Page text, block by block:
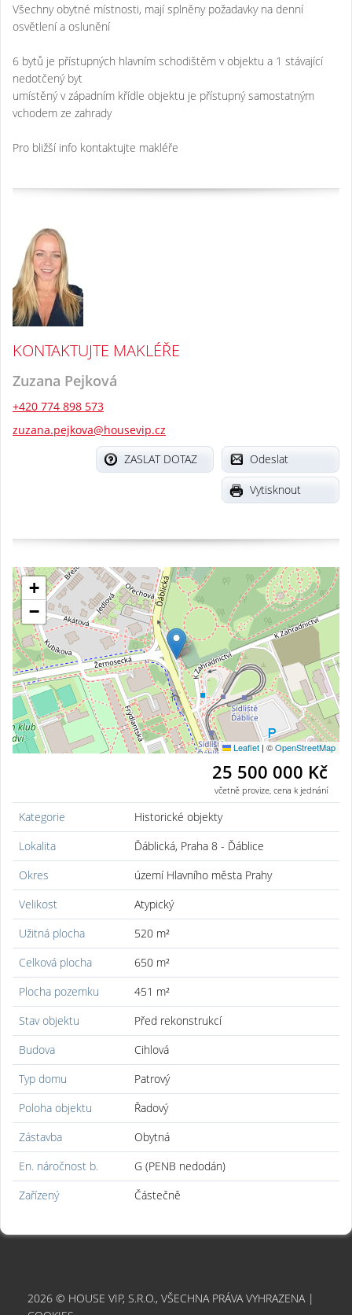
Všechny obytné místnosti, mají splněny požadavky na denní
osvětlení a oslunění
6 bytů je přístupných hlavním schodištěm v objektu a 1 stávající
nedotčený byt
umístěný v západním křídle objektu je přístupný samostatným
vchodem ze zahrady
Pro bližší info kontaktujte makléře
KONTAKTUJTE MAKLÉŘE
Zuzana Pejková
+420 774 898 573
zuzana.pejkova@housevip.cz
Odeslat
ZASLAT DOTAZ
Vytisknout
+
−
Leaflet | ©OpenStreetMap
25 500 000 Kč
včetně provize, cena k jednání
Kategorie
Historické objekty
Lokalita
Ďáblická, Praha 8 - Ďáblice
Okres
území Hlavního města Prahy
Velikost
Atypický
Užitná plocha
520 m²
Celková plocha
650 m²
Plocha pozemku
451 m²
Stav objektu
Před rekonstrukcí
Budova
Cihlová
Typ domu
Patrový
Poloha objektu
Řadový
Zástavba
Obytná
En. náročnost b.
G (PENB nedodán)
Zařízený
Částečně
2026 © HOUSE VIP, S.R.O., VŠECHNA PRÁVA VYHRAZENA |